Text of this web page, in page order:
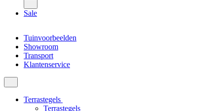
Sale
Tuinvoorbeelden
Showroom
Transport
Klantenservice
Terrastegels
Terrastegels